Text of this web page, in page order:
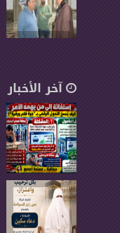
آخر الأخبار